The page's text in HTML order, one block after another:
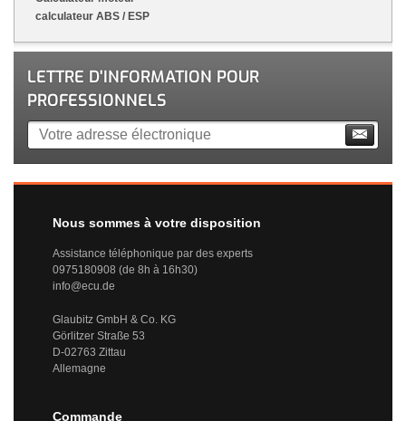
calculateur ABS / ESP
LETTRE D'INFORMATION POUR
PROFESSIONNELS
Nous sommes à votre disposition
Assistance téléphonique par des experts
0975180908 (de 8h à 16h30)
info@ecu.de
Glaubitz GmbH & Co. KG
Görlitzer Straße 53
D-02763 Zittau
Allemagne
Commande